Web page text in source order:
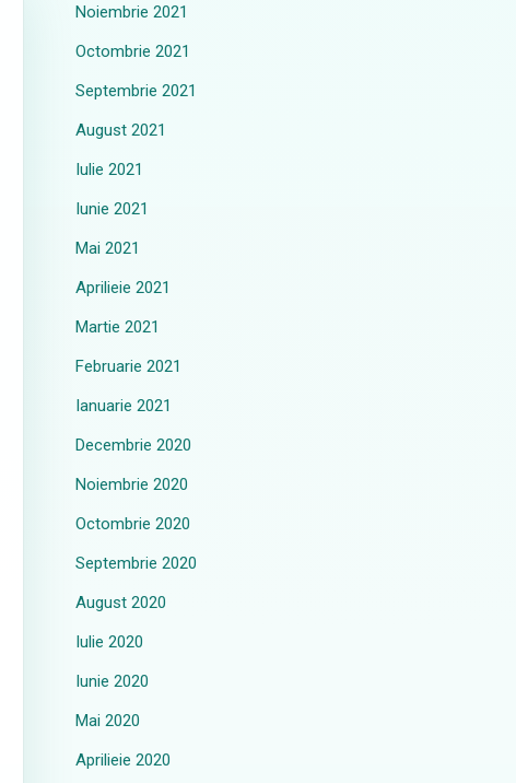
Noiembrie 2021
Octombrie 2021
Septembrie 2021
August 2021
Iulie 2021
Iunie 2021
Mai 2021
Aprilieie 2021
Martie 2021
Februarie 2021
Ianuarie 2021
Decembrie 2020
Noiembrie 2020
Octombrie 2020
Septembrie 2020
August 2020
Iulie 2020
Iunie 2020
Mai 2020
Aprilieie 2020